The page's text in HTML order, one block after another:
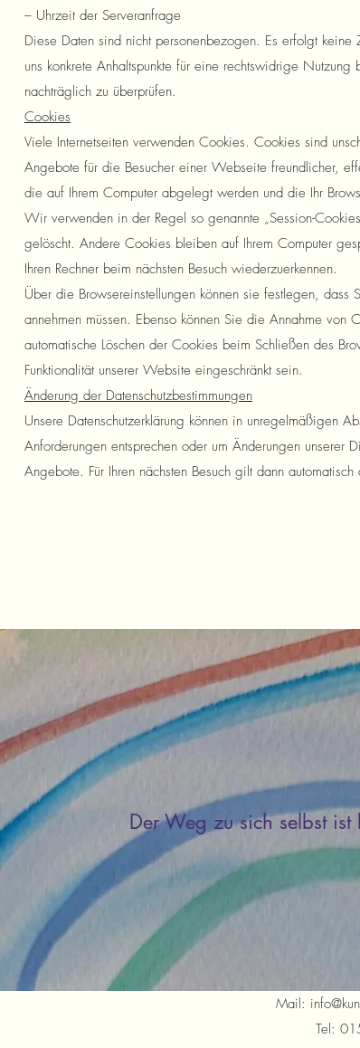
– Uhrzeit der Serveranfrage
Diese Daten sind nicht personenbezogen. Es erfolgt
uns konkrete Anhaltspunkte für eine rechtswidrige
nachträglich zu überprüfen.
Cookies
Viele Internetseiten verwenden Cookies. Cookies sind
Angebote für die Besucher einer Webseite freundlicher,
die auf Ihrem Computer abgelegt werden und die Ihr
Wir verwenden in der Regel so genannte „Session-
gelöscht. Andere Cookies bleiben auf Ihrem Computer
Ihren Rechner beim nächsten Besuch wiederzuerkennen.
Über die Browsereinstellungen können sie festlegen,
annehmen müssen. Ebenso können Sie die Annahme von
automatische Löschen der Cookies beim Schließen des
Funktionalität unserer Website eingeschränkt sein.
Änderung der Datenschutzbestimmungen
Unsere Datenschutzerklärung können in unregelmäßigen
Anforderungen entsprechen oder um Änderungen unserer
Angebote. Für Ihren nächsten Besuch gilt dann
Der Weg zu sich selbst
Mail:
Tel: